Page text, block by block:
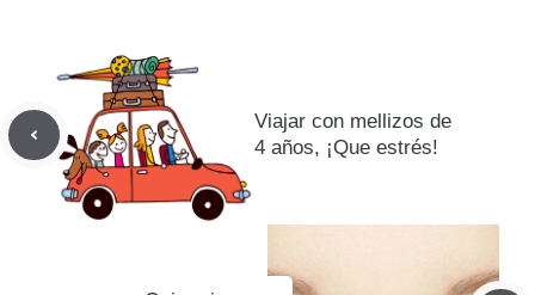
Viajar con mellizos de
4 años, ¡Que estrés!